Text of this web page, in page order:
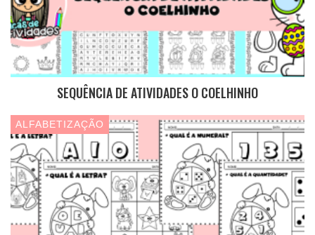
SEQUÊNCIA DE ATIVIDADES O COELHINHO
ALFABETIZAÇÃO